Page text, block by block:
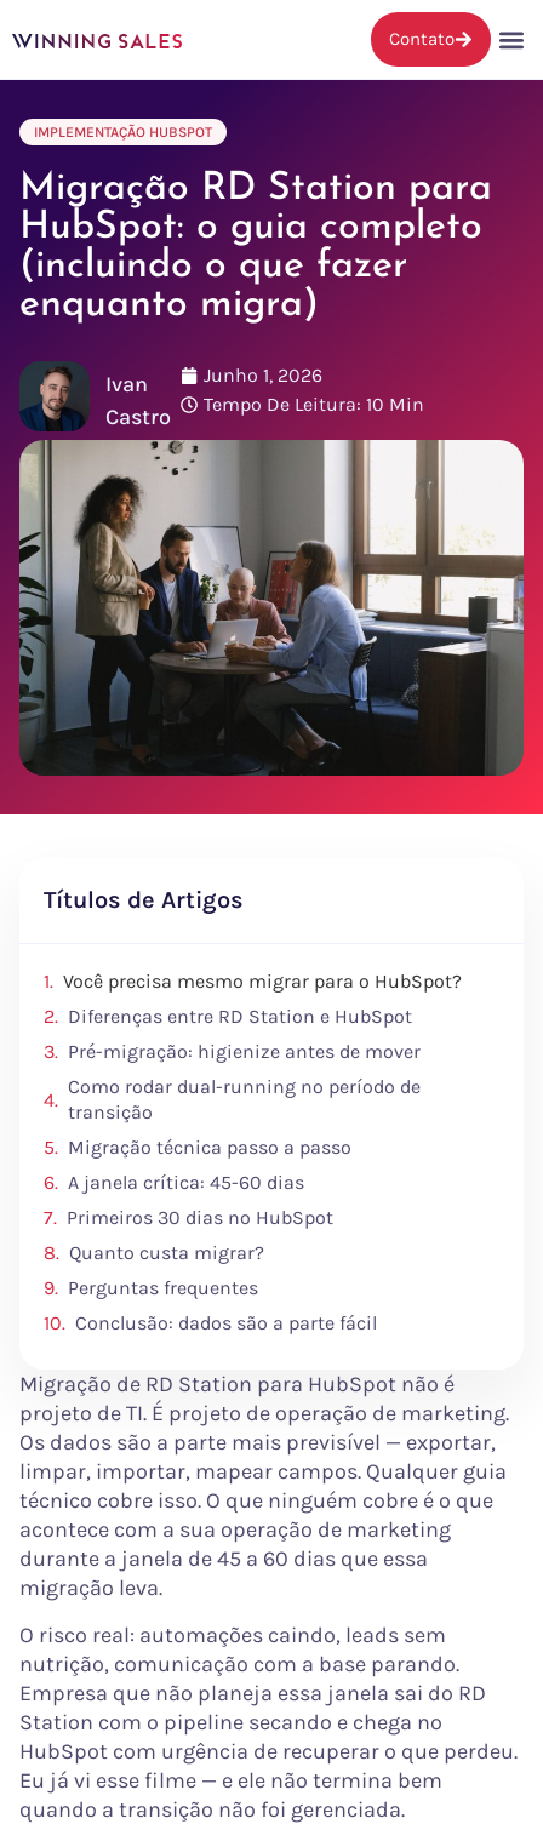
Contato
IMPLEMENTAÇÃO HUBSPOT
Migração RD Station para
HubSpot: o guia completo
(incluindo o que fazer
enquanto migra)
Junho 1, 2026
Tempo De Leitura: 10 Min
Ivan
Castro
Títulos de Artigos
Você precisa mesmo migrar para o HubSpot?
Diferenças entre RD Station e HubSpot
Pré-migração: higienize antes de mover
Como rodar dual-running no período de
transição
Migração técnica passo a passo
A janela crítica: 45-60 dias
Primeiros 30 dias no HubSpot
Quanto custa migrar?
Perguntas frequentes
Conclusão: dados são a parte fácil
Migração de RD Station para HubSpot não é
projeto de TI. É projeto de operação de marketing.
Os dados são a parte mais previsível — exportar,
limpar, importar, mapear campos. Qualquer guia
técnico cobre isso. O que ninguém cobre é o que
acontece com a sua operação de marketing
durante a janela de 45 a 60 dias que essa
migração leva.
O risco real: automações caindo, leads sem
nutrição, comunicação com a base parando.
Empresa que não planeja essa janela sai do RD
Station com o pipeline secando e chega no
HubSpot com urgência de recuperar o que perdeu.
Eu já vi esse filme — e ele não termina bem
quando a transição não foi gerenciada.